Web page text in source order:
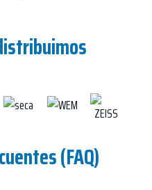
(FAQ)